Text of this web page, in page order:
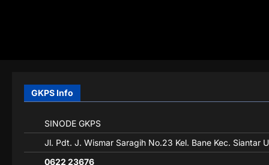
GKPS Info
SINODE GKPS
Jl. Pdt. J. Wismar Saragih No.23 Kel. Bane Kec. Siantar
0622 23676